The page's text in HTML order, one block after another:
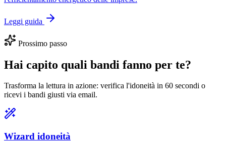
Leggi guida
Prossimo passo
Hai capito quali bandi fanno per te?
Trasforma la lettura in azione: verifica l'idoneità in 60 secondi o
ricevi i bandi giusti via email.
Wizard idoneità